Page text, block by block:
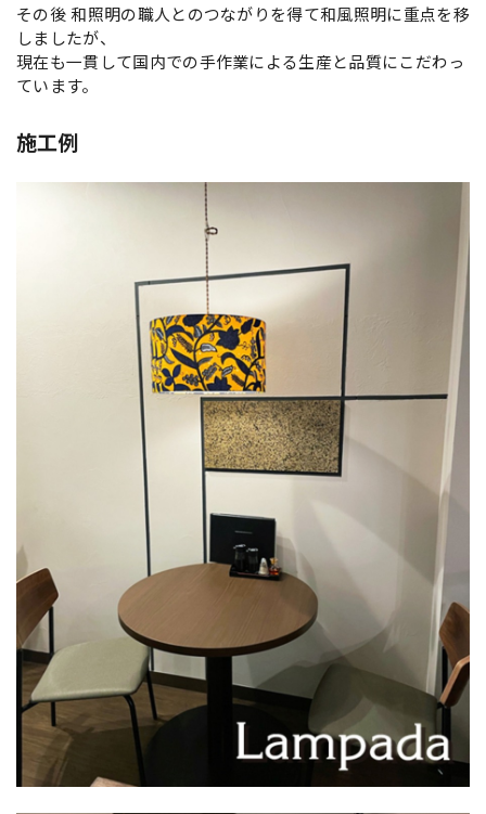
その後 和照明の職人とのつながりを得て和風照明に重点を移
しましたが、
現在も一貫して国内での手作業による生産と品質にこだわっ
ています。
施工例